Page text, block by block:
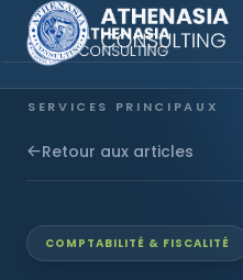
SERVICES PRINCIPAUX
Constitution de société
Retour aux articles
COMPTABILITÉ & FISCALITÉ